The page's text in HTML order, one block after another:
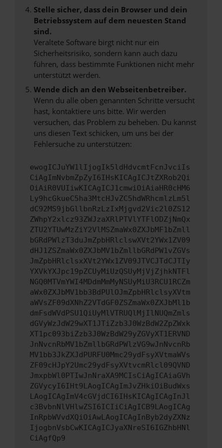
Stelle sicher, dass dein Browser und dein
Betriebssystem auf dem neuesten Stand
sind.
Veraltete Software birgt nicht nur ein
Sicherheitsrisiko, sondern kann auch dazu
führen, dass bestimmte Funktionen nicht mehr
unterstützt werden.
Wende dich an den Webseitenbetreiber.
Wenn du alle oben genannten Schritte versucht
hast, kontaktiere uns bitte. Wir werden
versuchen, das Problem zu beheben. Du kannst
uns diesen Text schicken, um uns bei der
Fehlersuche zu unterstützen:
ewogICJuYW1lIjogIk5ldHdvcmtFcnJvciIs
CiAgImNvbmZpZyI6IHsKICAgICJtZXRob2Qi
OiAiR0VUIiwKICAgICJ1cmwiOiAiaHR0cHM6
Ly9hcGkueC5ha3MtcHJvZC5hdWRhcmlzLm5l
dC92MS9jbGllbnRzLzIxMjgvd2Vic2l0ZS12
ZWhpY2xlcz93ZWJzaXRlPTVlYTFlODZjNmQx
ZTU2YTUwMzZiY2VlMSZmaWx0ZXJbMF1bZmll
bGRdPWlzT3duJmZpbHRlclswXVt2YWx1ZV09
dHJ1ZSZmaWx0ZXJbMV1bZmllbGRdPW1vZGVs
JmZpbHRlclsxXVt2YWx1ZV09JTVCJTdCJTIy
YXVkYXJpc19pZCUyMiUzQSUyMjVjZjhkNTFl
NGQ0MTVmYWI4MDdmMmMyNSUyMiU3RCU1RCZm
aWx0ZXJbMV1bb3BdPUlOJmZpbHRlclsyXVtm
aWVsZF09dXNhZ2VTdGF0ZSZmaWx0ZXJbMl1b
dmFsdWVdPSU1QiUyMlVTRUQlMjIlNUQmZmls
dGVyWzJdW29wXT1JTiZzb3J0WzBdW2ZpZWxk
XT1pc093biZzb3J0WzBdW29yZGVyXT1ERVND
JnNvcnRbMV1bZmllbGRdPWlzVG9wJnNvcnRb
MV1bb3JkZXJdPURFU0Mmc29ydFsyXVtmaWVs
ZF09cHJpY2Umc29ydFsyXVtvcmRlcl09QVND
JmxpbWl0PTIwJnNraXA9MCIsCiAgICAiaGVh
ZGVycyI6IHt9LAogICAgImJvZHkiOiBudWxs
LAogICAgImV4cGVjdCI6IHsKICAgICAgInJl
c3BvbnNlVHlwZSI6ICIiCiAgICB9LAogICAg
InRpbWVvdXQiOiAwLAogICAgInByb2dyZXNz
IjogbnVsbCwKICAgICJyaXNreSI6IGZhbHNl
CiAgfQp9